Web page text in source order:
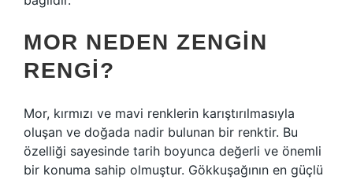
MOR NEDEN ZENGIN
RENGI?
Mor, kırmızı ve mavi renklerin karıştırılmasıyla
oluşan ve doğada nadir bulunan bir renktir. Bu
özelliği sayesinde tarih boyunca değerli ve önemli
bir konuma sahip olmuştur. Gökkuşağının en güçlü